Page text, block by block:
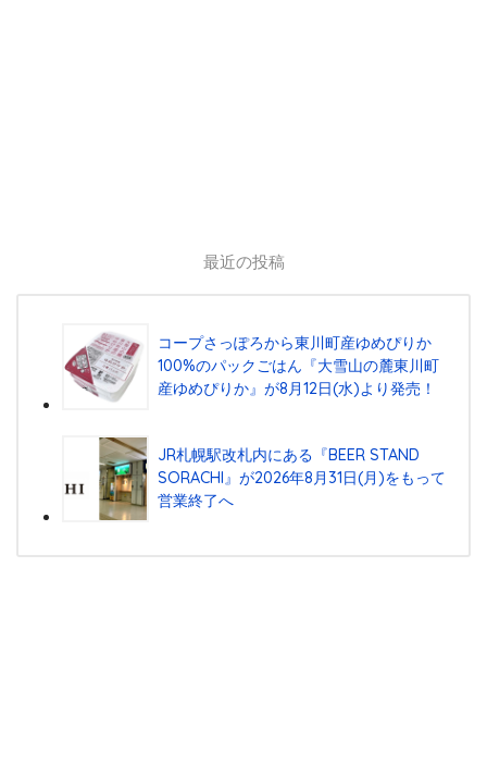
最近の投稿
コープさっぽろから東川町産ゆめぴりか
100%のパックごはん『⼤雪⼭の麓東川町
産ゆめぴりか』が8⽉12⽇(⽔)より発売！
JR札幌駅改札内にある『BEER STAND
SORACHI』が2026年8月31日(月)をもって
営業終了へ